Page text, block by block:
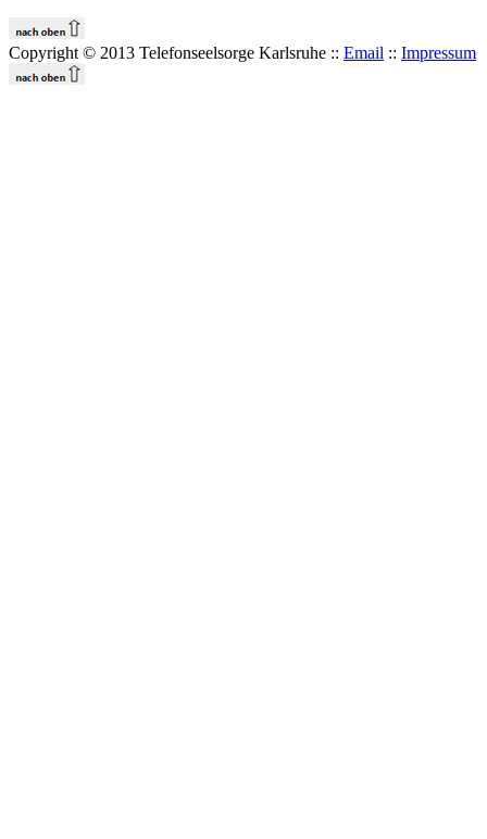
Copyright © 2013 Telefonseelsorge Karlsruhe :: Email :: Impressum